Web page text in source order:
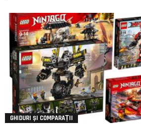
GHIDURI ȘI COMPARAȚII